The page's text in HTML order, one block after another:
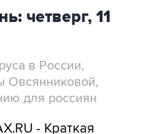
четверг, 11
в России,
Овсянниковой,
для россиян
- Краткая